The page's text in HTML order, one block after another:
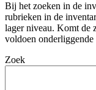
Bij het zoeken in de
rubrieken in de
lager niveau. Komt de
voldoen onderliggende
Zoek